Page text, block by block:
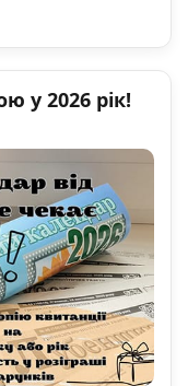
у 2026 рік!